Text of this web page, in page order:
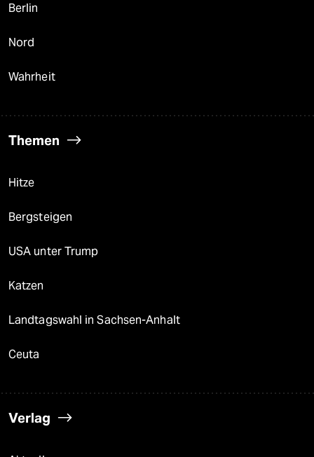
Berlin
Nord
Wahrheit
Themen
Hitze
Bergsteigen
USA unter Trump
Katzen
Landtagswahl in Sachsen-Anhalt
Ceuta
Verlag